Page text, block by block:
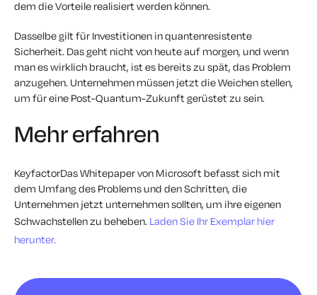
dem die Vorteile realisiert werden können.
Dasselbe gilt für Investitionen in quantenresistente
Sicherheit. Das geht nicht von heute auf morgen, und wenn
man es wirklich braucht, ist es bereits zu spät, das Problem
anzugehen. Unternehmen müssen jetzt die Weichen stellen,
um für eine Post-Quantum-Zukunft gerüstet zu sein.
Mehr erfahren
KeyfactorDas Whitepaper von Microsoft befasst sich mit
dem Umfang des Problems und den Schritten, die
Unternehmen jetzt unternehmen sollten, um ihre eigenen
Schwachstellen zu beheben. Laden Sie Ihr Exemplar hier
herunter.